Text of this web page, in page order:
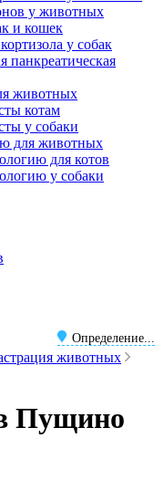
у животных
и кошек
у собак
панкреатическая
животных
котам
у собаки
для животных
для котов
у собаки
Определение...
животных
Пущино